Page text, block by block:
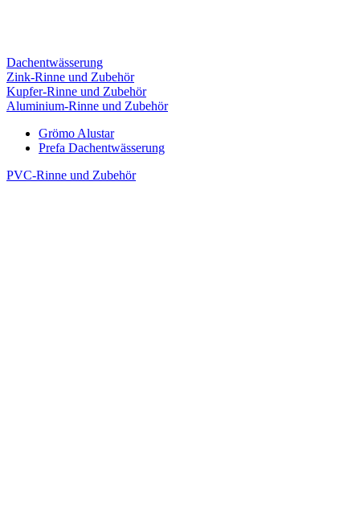
Dachentwässerung
Zink-Rinne und Zubehör
Kupfer-Rinne und Zubehör
Aluminium-Rinne und Zubehör
Grömo Alustar
Prefa Dachentwässerung
PVC-Rinne und Zubehör